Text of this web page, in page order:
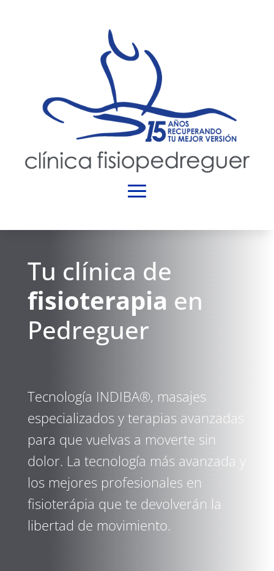
Tu clínica de
fisioterapia en
Pedreguer
Tecnología INDIBA®, masajes
especializados y terapias avanzadas
para que vuelvas a moverte sin
dolor. La tecnología más avanzada y
los mejores profesionales en
fisioterápia que te devolverán la
libertad de movimiento.